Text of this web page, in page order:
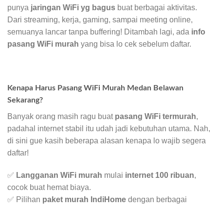
punya jaringan WiFi yg bagus buat berbagai aktivitas.
Dari streaming, kerja, gaming, sampai meeting online,
semuanya lancar tanpa buffering! Ditambah lagi, ada info
pasang WiFi murah yang bisa lo cek sebelum daftar.
Kenapa Harus Pasang WiFi Murah Medan Belawan
Sekarang?
Banyak orang masih ragu buat pasang WiFi termurah,
padahal internet stabil itu udah jadi kebutuhan utama. Nah,
di sini gue kasih beberapa alasan kenapa lo wajib segera
daftar!
✅ Langganan WiFi murah mulai internet 100 ribuan,
cocok buat hemat biaya.
✅ Pilihan paket murah IndiHome dengan berbagai